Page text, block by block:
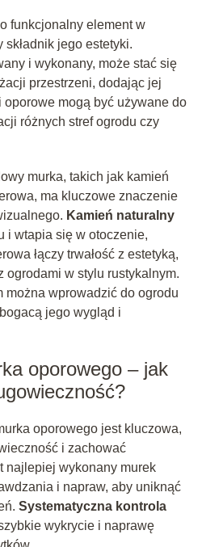
funkcjonalny element w
jego estetyki.
i wykonany, może stać się
przestrzeni, dodając jej
mogą być używane do
różnych stref ogrodu czy
murka, takich jak kamień
ma kluczowe znaczenie
Kamień naturalny
i wtapia się w otoczenie,
łączy trwałość z estetyką,
ogrodami w stylu rustykalnym.
można wprowadzić do ogrodu
jego wygląd i
oporowego – jak
oporowego jest kluczowa,
i zachować
najlepiej wykonany murek
i napraw, aby uniknąć
Systematyczna kontrola
wykrycie i naprawę